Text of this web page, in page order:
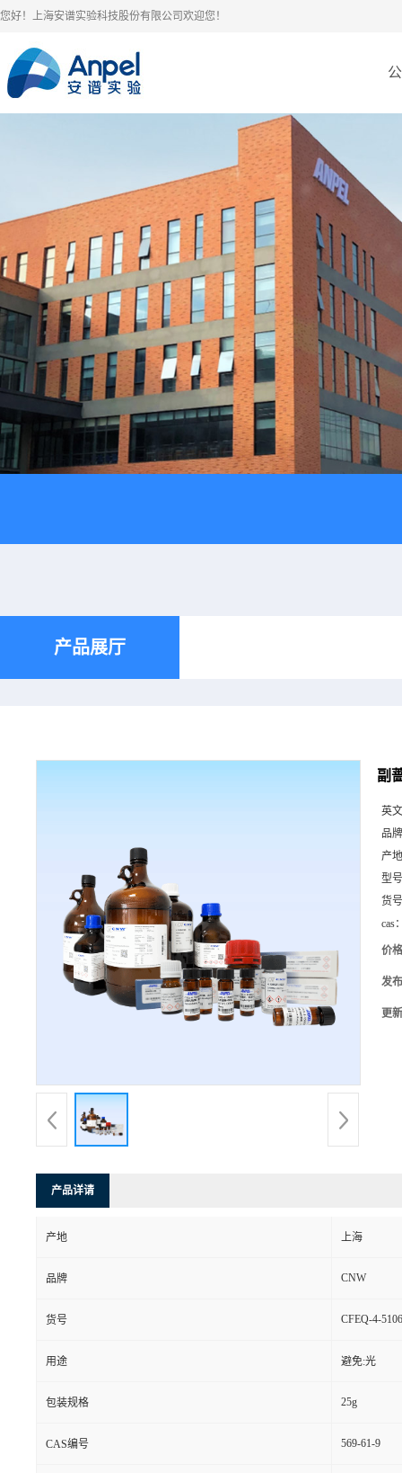
您好！上海安谱实验科技股份有限公司欢迎您！
产品展厅
副
英
品
产
型
货
cas
价
发
更
产品详请
产地 上海
品牌 CNW
货号 CFEQ-4-
用途 避免:光
包装规格 25g
CAS编号 569-61-9